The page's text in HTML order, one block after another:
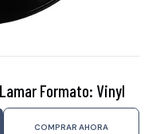
Formato: Vinyl
COMPRAR AHORA